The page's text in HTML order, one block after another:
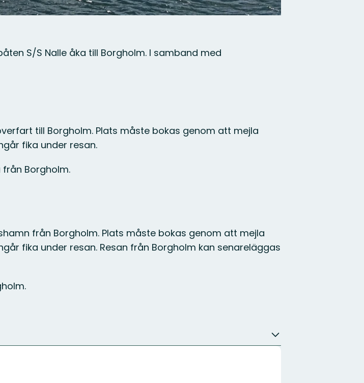
S/S Nalle åka till Borgholm. I samband med
till Borgholm. Plats måste bokas genom att mejla
fika under resan.
Borgholm.
från Borgholm. Plats måste bokas genom att mejla
fika under resan. Resan från Borgholm kan senareläggas